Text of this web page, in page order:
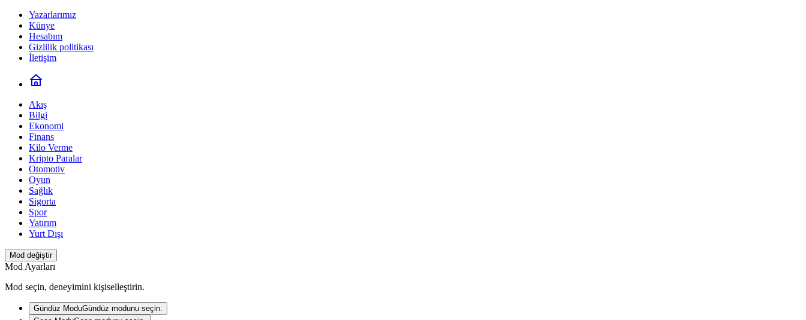
Yazarlarımız
Künye
Hesabım
Gizlilik politikası
İletişim
Akış
Bilgi
Ekonomi
Finans
Kilo Verme
Kripto Paralar
Otomotiv
Oyun
Sağlık
Sigorta
Spor
Yatırım
Yurt Dışı
Mod değiştir
Mod Ayarları
Mod seçin, deneyimini kişiselleştirin.
Gündüz ModuGündüz modunu seçin.